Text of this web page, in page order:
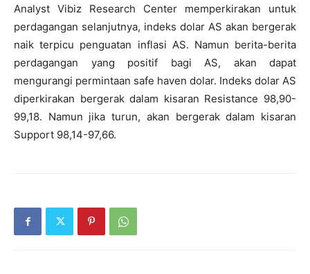
Analyst Vibiz Research Center memperkirakan untuk
perdagangan selanjutnya, indeks dolar AS akan bergerak
naik terpicu penguatan inflasi AS. Namun berita-berita
perdagangan yang positif bagi AS, akan dapat
mengurangi permintaan safe haven dolar. Indeks dolar AS
diperkirakan bergerak dalam kisaran Resistance 98,90-
99,18. Namun jika turun, akan bergerak dalam kisaran
Support 98,14-97,66.